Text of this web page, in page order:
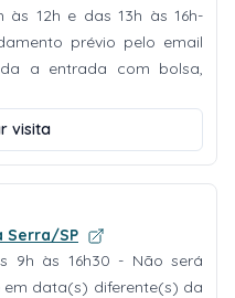
12h e das 13h às 16h-
prévio pelo email
a entrada com bolsa,
visita
Serra/SP
9h às 16h30 - Não será
data(s) diferente(s) da